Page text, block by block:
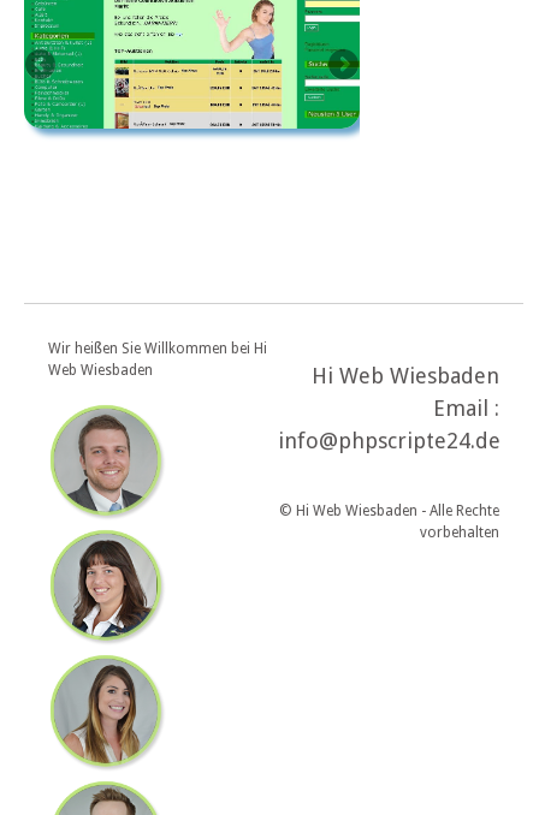
Wir heißen Sie Willkommen bei Hi
Web Wiesbaden
Hi Web Wiesbaden
Email :
info@phpscripte24.de
© Hi Web Wiesbaden - Alle Rechte
vorbehalten